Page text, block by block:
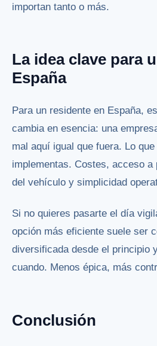
importan tanto o más.
La idea clave para
España
Para un residente en España,
cambia en esencia: una
mal aquí igual que fuera. Lo
implementas. Costes, acceso
del vehículo y simplicidad
Si no quieres pasarte el día
opción más eficiente suele ser
diversificada desde el principio
cuando. Menos épica, más
Conclusión